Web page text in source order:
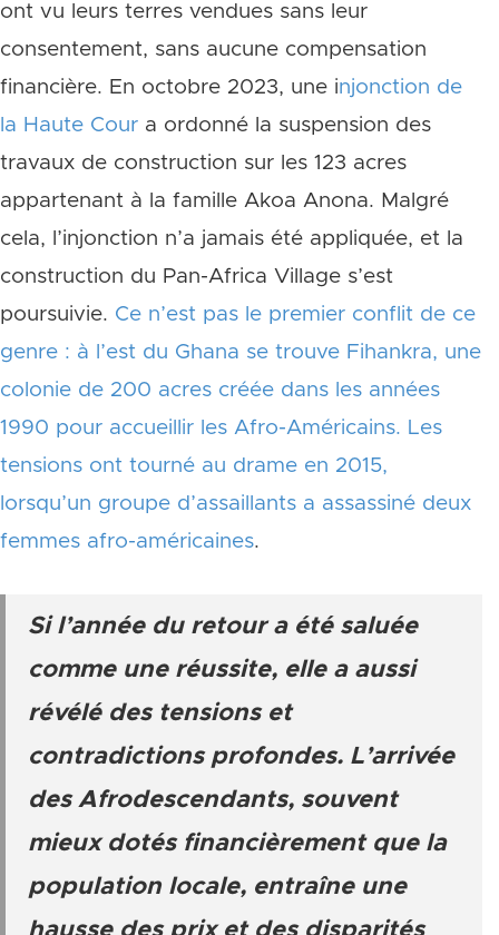
ont vu leurs terres vendues sans leur
consentement, sans aucune compensation
financière. En octobre 2023, une injonction de
la Haute Cour a ordonné la suspension des
travaux de construction sur les 123 acres
appartenant à la famille Akoa Anona. Malgré
cela, l’injonction n’a jamais été appliquée, et la
construction du Pan-Africa Village s’est
poursuivie. Ce n’est pas le premier conflit de ce
genre : à l’est du Ghana se trouve Fihankra, une
colonie de 200 acres créée dans les années
1990 pour accueillir les Afro-Américains. Les
tensions ont tourné au drame en 2015,
lorsqu’un groupe d’assaillants a assassiné deux
femmes afro-américaines.
Si l’année du retour a été saluée
comme une réussite, elle a aussi
révélé des tensions et
contradictions profondes. L’arrivée
des Afrodescendants, souvent
mieux dotés financièrement que la
population locale, entraîne une